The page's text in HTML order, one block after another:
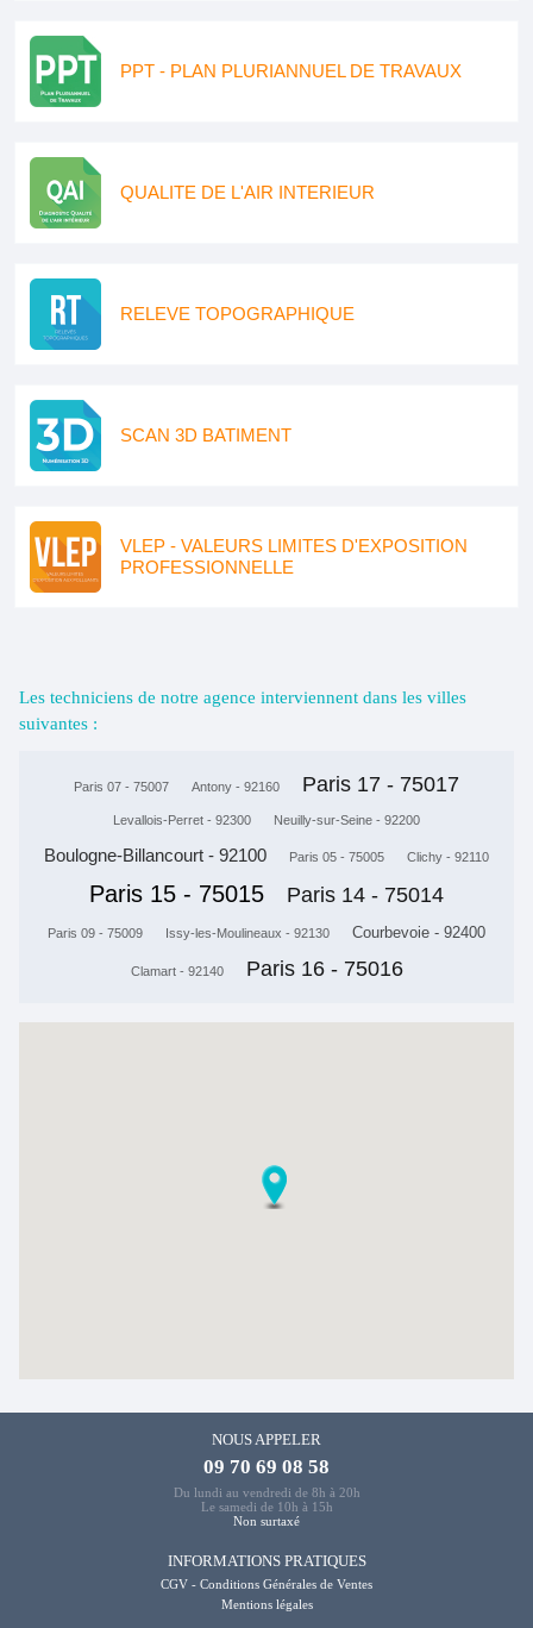
PPT - PLAN PLURIANNUEL DE TRAVAUX
QUALITE DE L'AIR INTERIEUR
RELEVE TOPOGRAPHIQUE
SCAN 3D BATIMENT
VLEP - VALEURS LIMITES D'EXPOSITION
PROFESSIONNELLE
Les techniciens de notre agence interviennent dans les villes
suivantes :
Paris 07 - 75007 Antony - 92160 Paris 17 - 75017
Levallois-Perret - 92300 Neuilly-sur-Seine - 92200
Boulogne-Billancourt - 92100 Paris 05 - 75005 Clichy - 92110
Paris 15 - 75015 Paris 14 - 75014
Paris 09 - 75009 Issy-les-Moulineaux - 92130 Courbevoie - 92400
Clamart - 92140 Paris 16 - 75016
NOUS APPELER
09 70 69 08 58
Du lundi au vendredi de 8h à 20h
Le samedi de 10h à 15h
Non surtaxé
INFORMATIONS PRATIQUES
CGV - Conditions Générales de Ventes
Mentions légales